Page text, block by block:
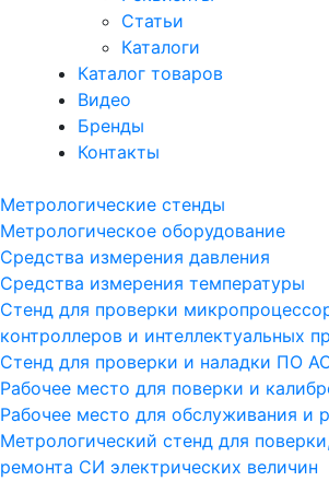
Статьи
Каталоги
Каталог товаров
Видео
Бренды
Контакты
Метрологические стенды
Метрологическое оборудование
Средства измерения давления
Средства измерения температуры
Стенд для проверки
контроллеров и интеллектуальных
Стенд для проверки и наладки ПО
Рабочее место для поверки и
Рабочее место для обслуживания и
Метрологический стенд для
ремонта СИ электрических величин